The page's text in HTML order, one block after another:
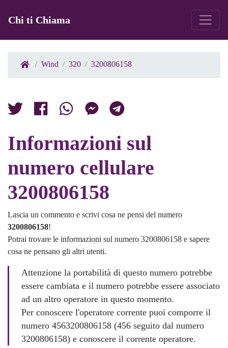
Chi ti Chiama
Wind 320 3200806158
Informazioni sul
numero cellulare
3200806158
Lascia un commento e scrivi cosa ne pensi del numero
3200806158!
Potrai trovare le informazioni sul numero 3200806158 e sapere
cosa ne pensano gli altri utenti.
Attenzione la portabilità di questo numero potrebbe
essere cambiata e il numero potrebbe essere associato
ad un altro operatore in questo momento.
Per conoscere l'operatore corrente puoi comporre il
numero 4563200806158 (456 seguito dal numero
3200806158) e conoscere il corrente operatore.